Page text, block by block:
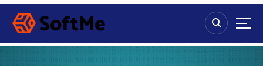
S
p